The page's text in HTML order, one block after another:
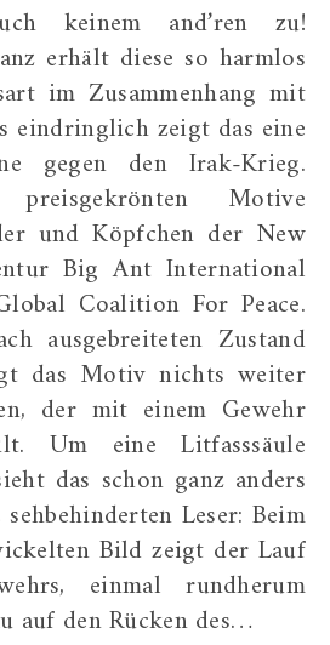
keinem and’ren zu!
erhält diese so harmlos
im Zusammenhang mit
eindringlich zeigt das eine
gegen den Irak-Krieg.
Motive
und Köpfchen der New
Big Ant International
Coalition For Peace.
ausgebreiteten Zustand
das Motiv nichts weiter
der mit einem Gewehr
Um eine Litfasssäule
das schon ganz anders
Leser: Beim
Bild zeigt der Lauf
einmal rundherum
auf den Rücken des…